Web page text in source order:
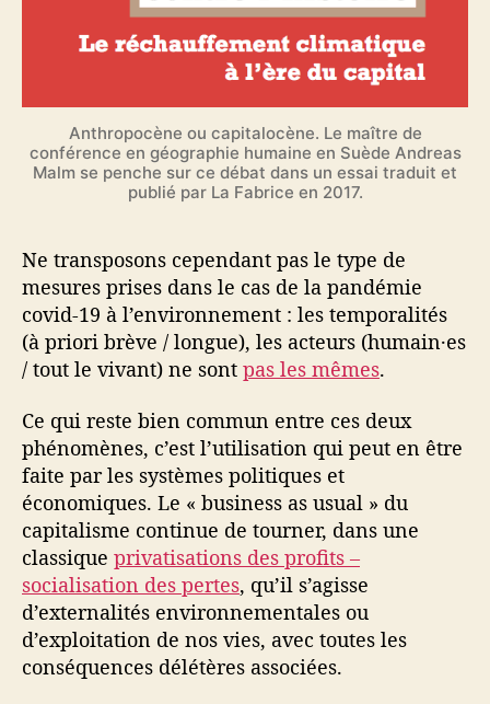
Anthropocène ou capitalocène. Le maître de
conférence en géographie humaine en Suède Andreas
Malm se penche sur ce débat dans un essai traduit et
publié par La Fabrice en 2017.
Ne transposons cependant pas le type de
mesures prises dans le cas de la pandémie
covid-19 à l’environnement : les temporalités
(à priori brève / longue), les acteurs (humain·es
/ tout le vivant) ne sont pas les mêmes.
Ce qui reste bien commun entre ces deux
phénomènes, c’est l’utilisation qui peut en être
faite par les systèmes politiques et
économiques. Le « business as usual » du
capitalisme continue de tourner, dans une
classique privatisations des profits –
socialisation des pertes, qu’il s’agisse
d’externalités environnementales ou
d’exploitation de nos vies, avec toutes les
conséquences délétères associées.